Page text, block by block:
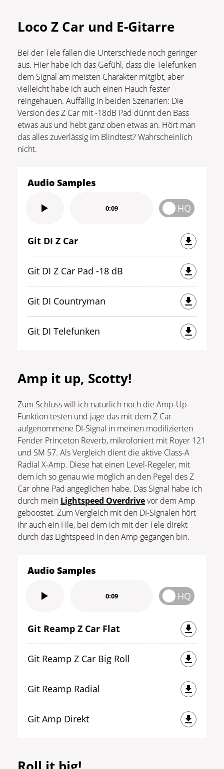
Loco Z Car und E-Gitarre
Bei der Tele fallen die Unterschiede noch geringer
aus. Hier habe ich das Gefühl, dass die Telefunken
dem Signal am meisten Charakter mitgibt, aber
vielleicht habe ich auch einen Hauch fester
reingehauen. Auffällig in beiden Szenarien: Die
Version des Z Car mit -18dB Pad dünnt den Bass
etwas aus und hebt ganz oben etwas an. Hört man
das alles zuverlässig im Blindtest? Wahrscheinlich
nicht.
Audio Samples
0:09 HQ
Git DI Z Car
Git DI Z Car Pad -18 dB
Git DI Countryman
Git DI Telefunken
Amp it up, Scotty!
Zum Schluss will ich natürlich noch die Amp-Up-
Funktion testen und jage das mit dem Z Car
aufgenommene DI-Signal in meinen modifizierten
Fender Princeton Reverb, mikrofoniert mit Royer 121
und SM 57. Als Vergleich dient die aktive Class-A
Radial X-Amp. Diese hat einen Level-Regeler, mit
dem ich so genau wie möglich an den Pegel des Z
Car ohne Pad angeglichen habe. Das Signal habe ich
durch mein Lightspeed Overdrivevor dem Amp
geboostet. Zum Vergleich mit den DI-Signalen hört
ihr auch ein File, bei dem ich mit der Tele direkt
durch das Lightspeed in den Amp gegangen bin.
Audio Samples
0:09 HQ
Git Reamp Z Car Flat
Git Reamp Z Car Big Roll
Git Reamp Radial
Git Amp Direkt